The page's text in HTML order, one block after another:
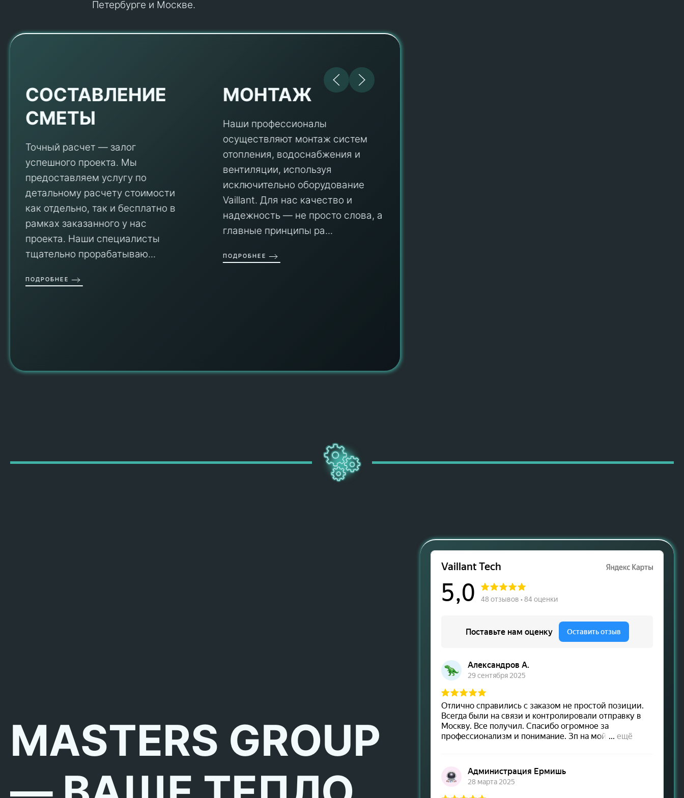
Петербурге и Москве.
СОСТАВЛЕНИЕ
СМЕТЫ
Точный расчет — залог
успешного проекта. Мы
предоставляем услугу по
детальному расчету стоимости
как отдельно, так и бесплатно в
рамках заказанного у нас
проекта. Наши специалисты
тщательно прорабатываю...
ПОДРОБНЕЕ
МОНТАЖ
Наши профессионалы
осуществляют монтаж систем
отопления, водоснабжения и
вентиляции, используя
исключительно оборудование
Vaillant. Для нас качество и
надежность — не просто слова, а
главные принципы ра...
ПОДРОБНЕЕ
MASTERS GROUP